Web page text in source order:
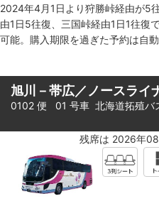
2024年4月1日より狩勝峠経由が5
由1日5往復、三国峠経由1日1往復
可能。購入期限を過ぎた予約は自
旭川－帯広／ノースライ
0102 便 01 号車 北海道拓殖バ
残席は 2026年